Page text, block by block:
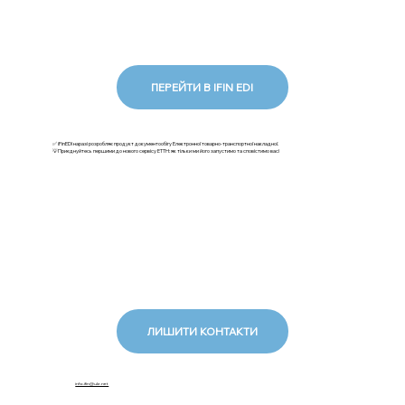
ПЕРЕЙТИ В IFIN EDI
✅ iFinEDI наразі розробляє продукт документообігу Електронної товарно-транспортної накладної.
💡Приєднуйтесь першими до нового сервісу ЕТТН: як тільки ми його запустимо та сповістимо вас!
ЛИШИТИ КОНТАКТИ
info.ifin@ukr.net